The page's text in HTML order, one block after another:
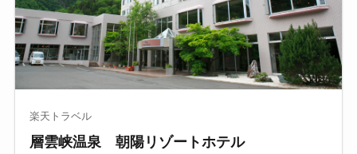
楽天トラベル
層雲峡温泉 朝陽リゾートホテル